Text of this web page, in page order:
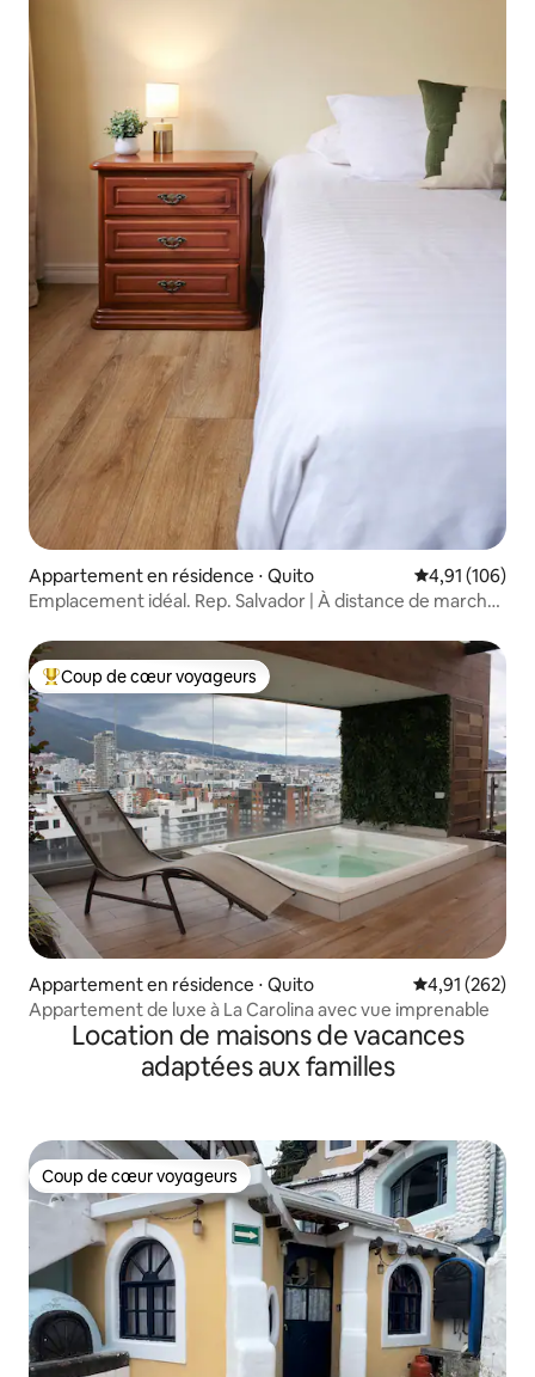
Appartement en résidence ⋅ Quito Évaluation
4,91 (106)
Emplacement idéal. Rep. Salvador | À distance de marche |
Coups de cœur voyageurs les plus appréciés
Coup de cœur voyageurs
Appartement en résidence ⋅ Quito Évaluation
4,91 (262)
Appartement de luxe à La Carolina avec vue imprenable
Location de maisons de vacances
adaptées aux familles
Coup de cœur voyageurs
Coup de cœur voyageurs